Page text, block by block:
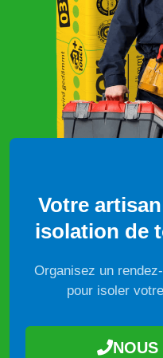
Votre
isolation de
Organisez un
pour isoler
NOUS